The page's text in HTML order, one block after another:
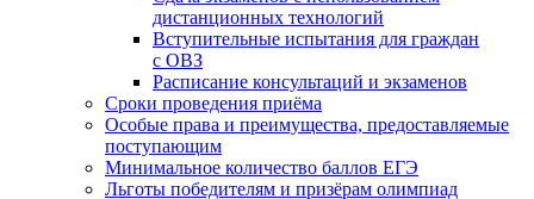
дистанционных технологий
Вступительные испытания для граждан
с ОВЗ
Расписание консультаций и экзаменов
Сроки проведения приёма
Особые права и преимущества, предоставляемые
поступающим
Минимальное количество баллов ЕГЭ
Льготы победителям и призёрам олимпиад